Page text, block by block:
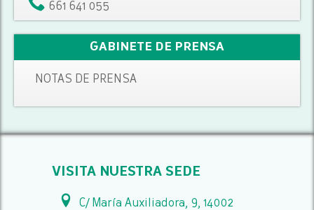
661 641 055
GABINETE DE PRENSA
NOTAS DE PRENSA
VISITA NUESTRA SEDE
C/ María Auxiliadora, 9, 14002